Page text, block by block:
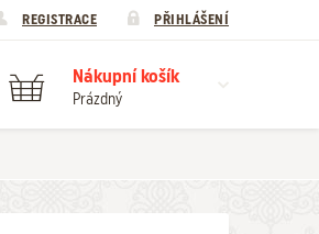
REGISTRACE PŘIHLÁŠENÍ
Nákupní košík
Prázdný